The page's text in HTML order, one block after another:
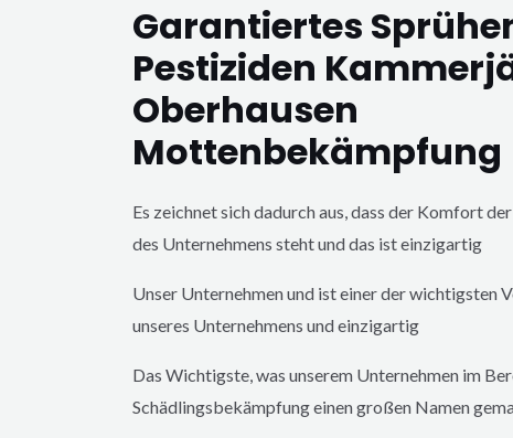
Garantiertes
Pestiziden
Oberhausen
Mottenbekämpfung
Es zeichnet sich dadurch aus, dass der Komfort
des Unternehmens steht und das ist einzigartig
Unser Unternehmen und ist einer der wichtigsten
unseres Unternehmens und einzigartig
Das Wichtigste, was unserem Unternehmen im
Schädlingsbekämpfung einen großen Namen